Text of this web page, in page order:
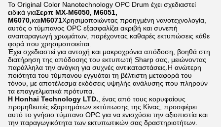
Το Original Color Nanotechnology OPC Drum έχει σχεδιαστεί
ειδικά γιαΣερπ MX-M6050, M6051,
M6070,καιM6071Χρησιμοποιώντας προηγμένη νανοτεχνολογία,
αυτός ο τύμπανος OPC εξασφαλίζει ακριβή και συνεπή
αναπαραγωγή χρωμάτων, παρέχοντας καθαρές εκτυπώσεις κάθε
φορά που χρησιμοποιείται.
Έχει σχεδιαστεί για αντοχή και μακροχρόνια απόδοση, βοηθά στη
διατήρηση της απόδοσης του εκτυπωτή Sharp σας, μειώνοντας
παράλληλα την ανάγκη για συχνές αντικαταστάσεις.Η ανώτερη
ποιότητα του τύμπανου εγγυάται τη βέλτιστη μεταφορά του
τόνου, με αποτέλεσμα εκδόσεις υψηλής ανάλυσης που πληρούν
τα επαγγελματικά πρότυπα.
Η Honhai Technology LTD. , ένας από τους κορυφαίους
προμηθευτές εξαρτημάτων εκτύπωσης της Κίνας, προσφέρει
αυτό το γνήσιο τύμπανο OPC για να ενισχύσει την αξιοπιστία και
την παραγωγικότητα των εκτυπωτικών σας δραστηριοτήτων.